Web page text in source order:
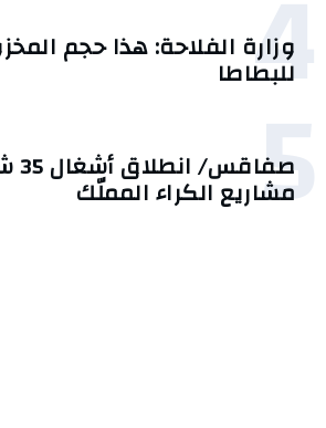
4
وزارة الفلاحة: هذا حجم
للبطاطا
5
مشاريع الكراء المملّك